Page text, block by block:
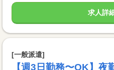
求人詳
[一般派遣]
【週3日勤務〜OK】